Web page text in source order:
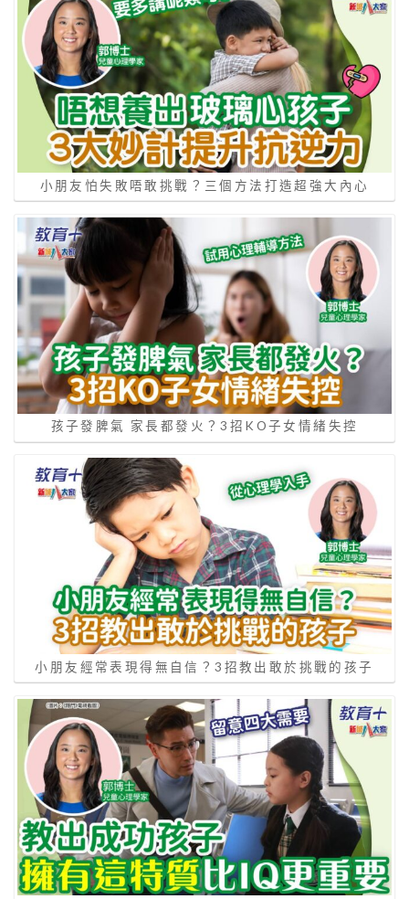
小朋友怕失敗唔敢挑戰？三個方法打造超強大內心
孩子發脾氣 家長都發火？3招KO子女情緒失控
小朋友經常表現得無自信？3招教出敢於挑戰的孩子